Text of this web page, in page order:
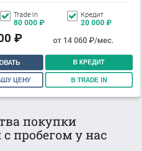
Trade In
80 000 ₽
Кредит
20 000 ₽
₽ от 14 060₽/мес.
В КРЕДИТ
ЦЕНУ В TRADE IN
покупки
пробегом у нас